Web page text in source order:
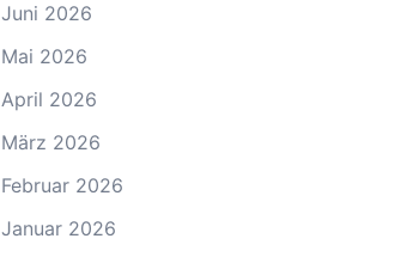
Juni 2026
Mai 2026
April 2026
März 2026
Februar 2026
Januar 2026